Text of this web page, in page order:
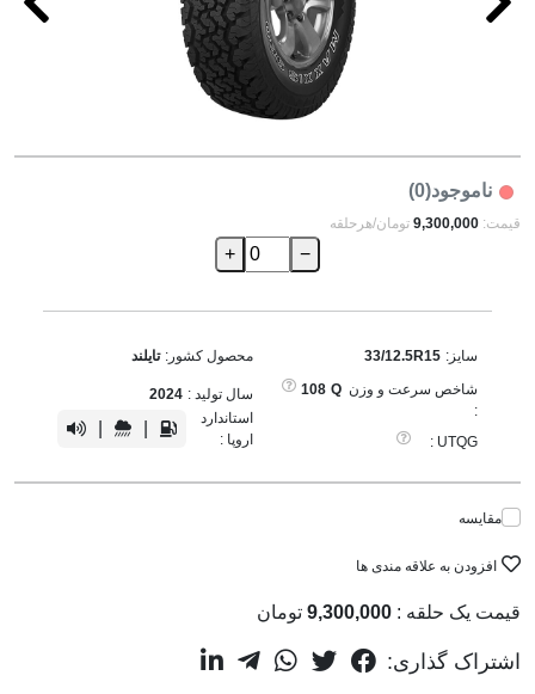
ناموجود(0)
قیمت: 9,300,000 تومان/هرحلقه
−
+
سایز: 33/12.5R15
شاخص سرعت و وزن
:
Q
108
UTQG :
محصول کشور: تایلند
سال تولید : 2024
استاندارد
اروپا :
مقایسه
افزودن به علاقه مندی ها
قیمت یک حلقه : 9,300,000 تومان
اشتراک گذاری: